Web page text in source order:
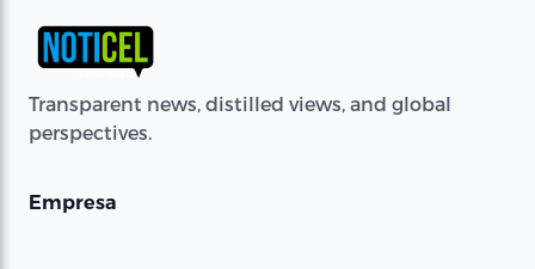
Transparent news, distilled views, and global
perspectives.
Empresa